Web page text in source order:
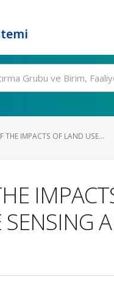
THE IMPACTS OF LAND USE...